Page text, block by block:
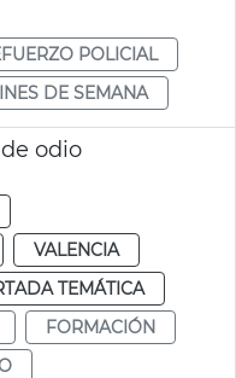
POLICIAL
DE SEMANA
odio
VALENCIA
TEMÁTICA
FORMACIÓN